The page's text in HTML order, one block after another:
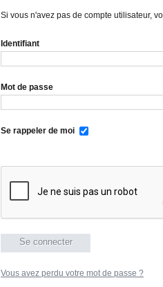
Si vous n'avez pas de compte utilisateur,
Identifiant
Mot de passe
Se rappeler de moi
Vous avez perdu votre mot de passe ?